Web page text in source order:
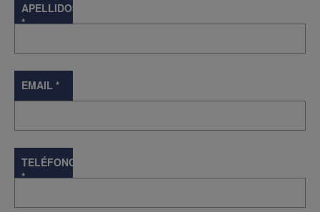
APELLIDOS
*
EMAIL *
TELÉFONO
*